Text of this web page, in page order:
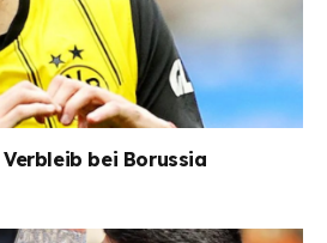
bei Borussia